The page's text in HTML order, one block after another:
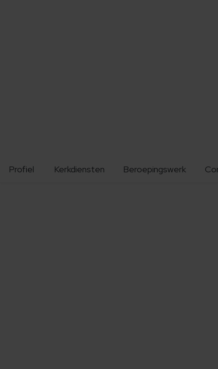
Profiel Kerkdiensten Beroepingswerk